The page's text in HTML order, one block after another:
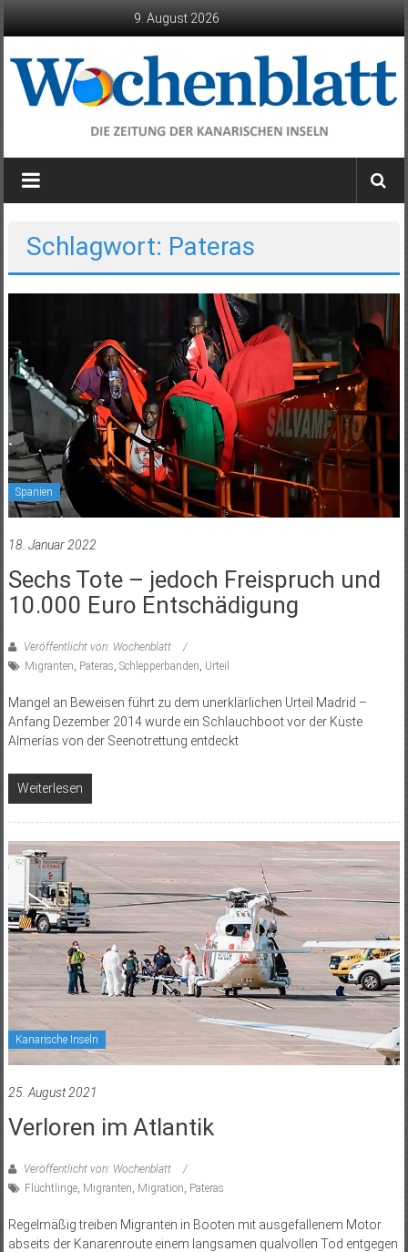
9. August 2026
Wochenblatt
die
Kanarischen
Inseln
Schlagwort: Pateras
Spanien
18. Januar 2022
Sechs Tote – jedoch Freispruch und
10.000 Euro Entschädigung
Veröffentlicht von: Wochenblatt
Migranten Pateras Schlepperbanden Urteil
Mangel an Beweisen führt zu dem unerklärlichen Urteil Madrid –
Anfang Dezember 2014 wurde ein Schlauchboot vor der Küste
Almerías von der Seenotrettung entdeckt
Weiterlesen
Kanarische Inseln
25. August 2021
Verloren im Atlantik
Veröffentlicht von: Wochenblatt
Flüchtlinge, Migranten Migration Pateras
Regelmäßig treiben Migranten in Booten mit ausgefallenem Motor
abseits der Kanarenroute einem langsamen qualvollen Tod entgegen